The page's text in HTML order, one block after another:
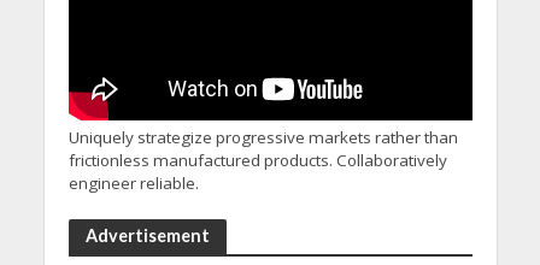
Uniquely strategize progressive markets rather than
frictionless manufactured products. Collaboratively
engineer reliable.
Advertisement